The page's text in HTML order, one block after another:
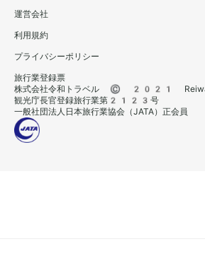
運営会社
利用規約
プライバシーポリシー
旅行業登録票
株式会社令和トラベル © 2021
観光庁長官登録旅行業第2123号
一般社団法人日本旅行業協会（JATA）正会員